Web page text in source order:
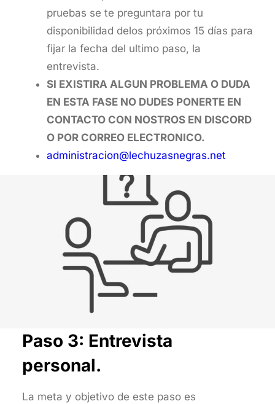
pruebas se te preguntara por tu
disponibilidad delos próximos 15 días para
fijar la fecha del ultimo paso, la
entrevista.
SI EXISTIRA ALGUN PROBLEMA O DUDA
EN ESTA FASE NO DUDES PONERTE EN
CONTACTO CON NOSTROS EN DISCORD
O POR CORREO ELECTRONICO.
administracion@lechuzasnegras.net
Paso 3: Entrevista
personal.
La meta y objetivo de este paso es